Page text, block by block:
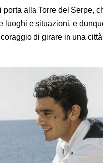
alla Torre del Serpe,
e situazioni, e
di girare in una